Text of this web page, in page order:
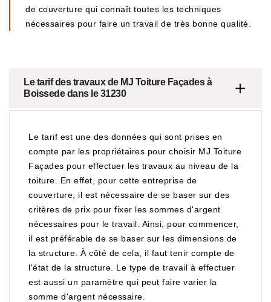
de couverture qui connaît toutes les techniques
nécessaires pour faire un travail de très bonne qualité.
Le tarif des travaux de MJ Toiture Façades à
Boissede dans le 31230
Le tarif est une des données qui sont prises en
compte par les propriétaires pour choisir MJ Toiture
Façades pour effectuer les travaux au niveau de la
toiture. En effet, pour cette entreprise de
couverture, il est nécessaire de se baser sur des
critères de prix pour fixer les sommes d'argent
nécessaires pour le travail. Ainsi, pour commencer,
il est préférable de se baser sur les dimensions de
la structure. À côté de cela, il faut tenir compte de
l'état de la structure. Le type de travail à effectuer
est aussi un paramètre qui peut faire varier la
somme d'argent nécessaire.